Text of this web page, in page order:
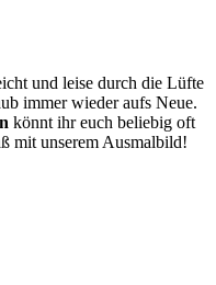
und leise durch die Lüfte
immer wieder aufs Neue.
könnt ihr euch beliebig oft
mit unserem Ausmalbild!